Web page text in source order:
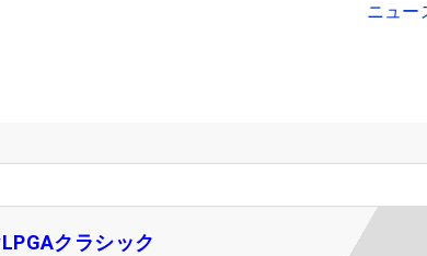
ニュー
クラシック